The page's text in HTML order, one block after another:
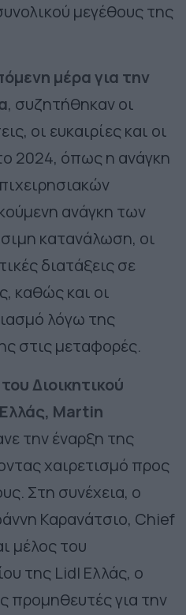
μεγέθους της
μέρα για την
, συζητήθηκαν οι
οι ευκαιρίεςκαι οι
2024, όπως η ανάγκη
ανάγκη των
κατανάλωση, οι
διατάξεις σε
καθώς και οι
λόγω της
στις μεταφορές.
Διοικητικού
Martin
την έναρξη της
χαιρετισμό προς
Στη συνέχεια, ο
Καρανάτσιο, Chief
μέλος του
της Lidl Ελλάς, ο
προμηθευτές για την